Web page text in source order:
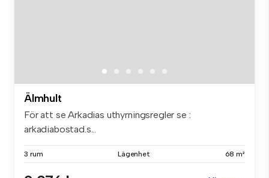
Älmhult
För att se Arkadias uthyrningsregler se :
arkadiabostad.s...
3 rum Lägenhet 68 m²